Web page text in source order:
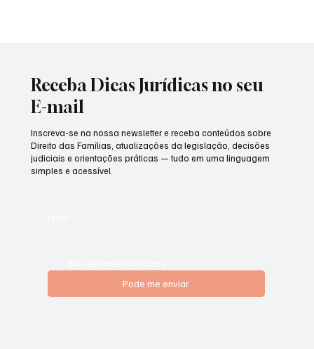
Receba Dicas Jurídicas no seu
E-mail
Pode me enviar
Inscreva-se na nossa newsletter e receba conteúdos sobre
Direito das Famílias, atualizações da legislação, decisões
judiciais e orientações práticas — tudo em uma linguagem
simples e acessível.